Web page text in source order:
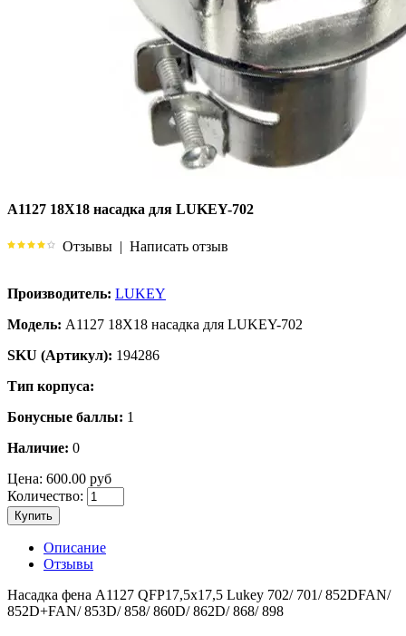
A1127 18X18 насадка для LUKEY-702
Отзывы | Написать отзыв
Производитель: LUKEY
Модель: A1127 18X18 насадка для LUKEY-702
SKU (Артикул): 194286
Тип корпуса:
Бонусные баллы: 1
Наличие: 0
Цена: 600.00 руб
Количество:
Купить
Описание
Отзывы
Насадка фена A1127 QFP17,5x17,5 Lukey 702/ 701/ 852DFAN/
852D+FAN/ 853D/ 858/ 860D/ 862D/ 868/ 898